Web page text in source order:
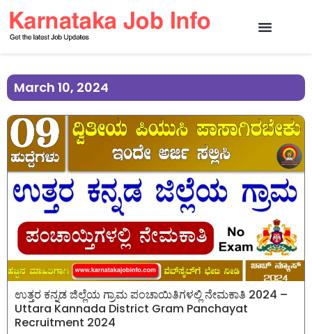
March 10, 2024
ಉತ್ತರ ಕನ್ನಡ ಜಿಲ್ಲೆಯ ಗ್ರಾಮ ಪಂಚಾಯಿತಿಗಳಲ್ಲಿ ನೇಮಕಾತಿ 2024 –
Uttara Kannada District Gram Panchayat
Recruitment 2024